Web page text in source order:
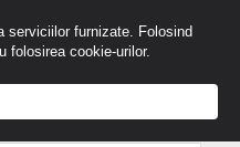
serviciilor furnizate. Folosind
folosirea cookie-urilor.